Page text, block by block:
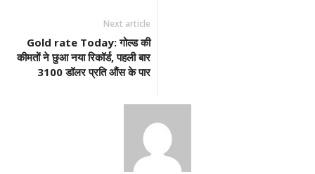
Next article
Gold rate Today: गोल्ड की
कीमतों ने छुआ नया रिकॉर्ड, पहली बार
3100 डॉलर प्रति औंस के पार